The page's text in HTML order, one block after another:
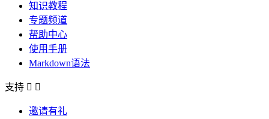
知识教程
专题频道
帮助中心
使用手册
Markdown语法
支持  
邀请有礼